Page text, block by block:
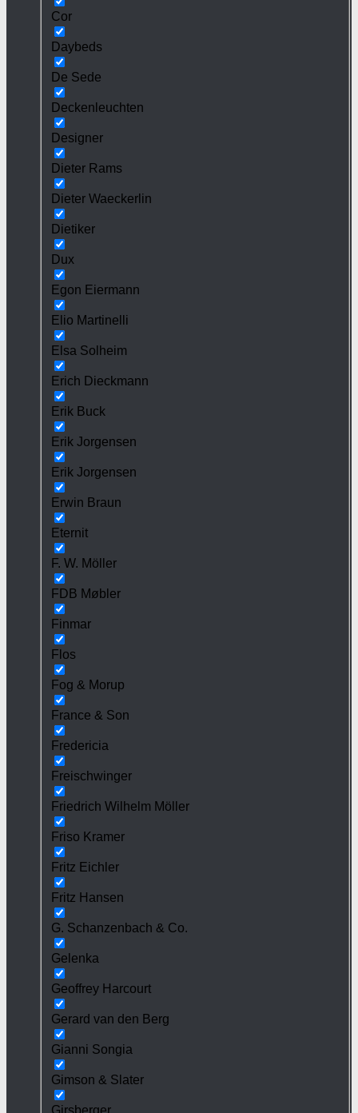
Cor
Daybeds
De Sede
Deckenleuchten
Designer
Dieter Rams
Dieter Waeckerlin
Dietiker
Dux
Egon Eiermann
Elio Martinelli
Elsa Solheim
Erich Dieckmann
Erik Buck
Erik Jorgensen
Erik Jorgensen
Erwin Braun
Eternit
F. W. Möller
FDB Møbler
Finmar
Flos
Fog & Morup
France & Son
Fredericia
Freischwinger
Friedrich Wilhelm Möller
Friso Kramer
Fritz Eichler
Fritz Hansen
G. Schanzenbach & Co.
Gelenka
Geoffrey Harcourt
Gerard van den Berg
Gianni Songia
Gimson & Slater
Girsberger